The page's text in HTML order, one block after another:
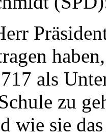
als
zu
wie sie